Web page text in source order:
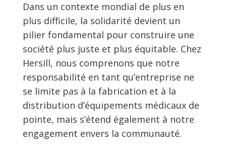
Dans un contexte mondial de plus en
plus difficile, la solidarité devient un
pilier fondamental pour construire une
société plus juste et plus équitable. Chez
Hersill, nous comprenons que notre
responsabilité en tant qu’entreprise ne
se limite pas à la fabrication et à la
distribution d’équipements médicaux de
pointe, mais s’étend également à notre
engagement envers la communauté.